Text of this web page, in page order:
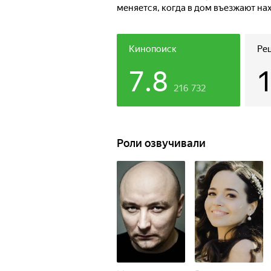
меняется, когда в дом въезжают
и узнает тайны жизни домовых.
странные и пугающие события…
Кинопоиск
7.8 216 732
Роли озвучивали